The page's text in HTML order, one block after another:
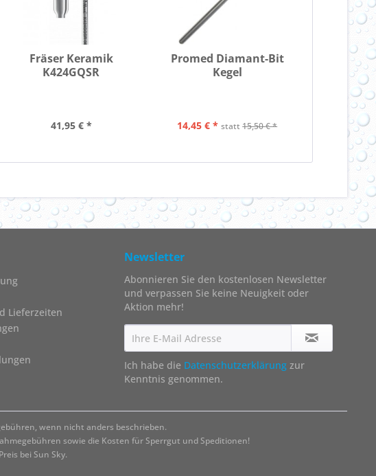
Fräser Keramik
K424GQSR
41,95 € *
Promed Diamant-Bit
Kegel
14,45 € * statt15,50 € *
Lieferzeiten
Newsletter
Abonnieren Sie den kostenlosen Newsletter
und verpassen Sie keine Neuigkeit oder
Aktion mehr!
Ich habe die Datenschutzerklärung zur
Kenntnis genommen.
wenn nicht anders beschrieben.
sowie die Kosten für Sperrgut und Speditionen!
bei Sun Sky.